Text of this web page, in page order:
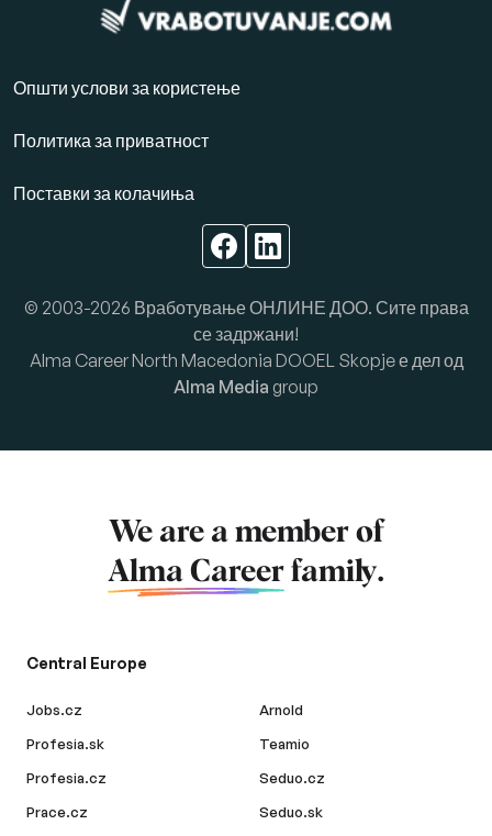
Општи услови за користење
Политика за приватност
Поставки за колачиња
© 2003-2026 Вработување ОНЛИНЕ ДОО. Сите права
се задржани!
Alma Career North Macedonia DOOEL Skopje е дел од
Alma Media group
We are a member of
Alma Career family.
Central Europe
Jobs.cz
Profesia.sk
Profesia.cz
Prace.cz
Arnold
Teamio
Seduo.cz
Seduo.sk